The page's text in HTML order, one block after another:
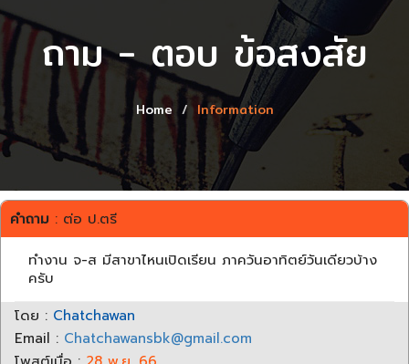
ถาม - ตอบ ข้อสงสัย
Home Information
คำถาม : ต่อ ป.ตรี
ทำงาน จ-ส มีสาขาไหนเปิดเรียน ภาควันอาทิตย์วันเดียวบ้าง
ครับ
โดย : Chatchawan
Email : Chatchawansbk@gmail.com